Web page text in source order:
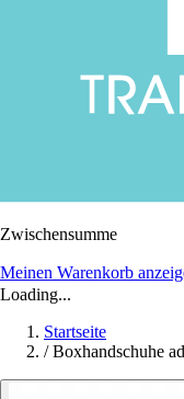
Zwischensumme
Meinen Warenkorb
Loading...
Startseite
/ Boxhandschuhe